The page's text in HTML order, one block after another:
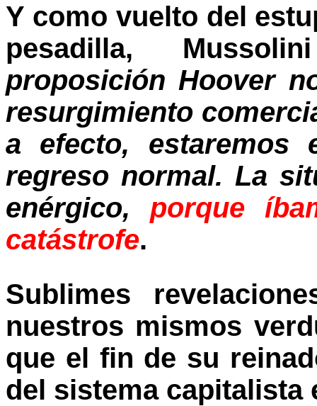
Y como vuelto del
pesadilla,
proposición Hoover
resurgimiento
a efecto,
regreso normal. La
enérgico, porque
catástrofe.
Sublimes
nuestros mismos
que el fin de su
del sistema capitalista